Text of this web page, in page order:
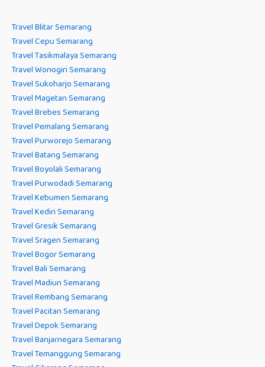
Travel Blitar Semarang
Travel Cepu Semarang
Travel Tasikmalaya Semarang
Travel Wonogiri Semarang
Travel Sukoharjo Semarang
Travel Magetan Semarang
Travel Brebes Semarang
Travel Pemalang Semarang
Travel Purworejo Semarang
Travel Batang Semarang
Travel Boyolali Semarang
Travel Purwodadi Semarang
Travel Kebumen Semarang
Travel Kediri Semarang
Travel Gresik Semarang
Travel Sragen Semarang
Travel Bogor Semarang
Travel Bali Semarang
Travel Madiun Semarang
Travel Rembang Semarang
Travel Pacitan Semarang
Travel Depok Semarang
Travel Banjarnegara Semarang
Travel Temanggung Semarang